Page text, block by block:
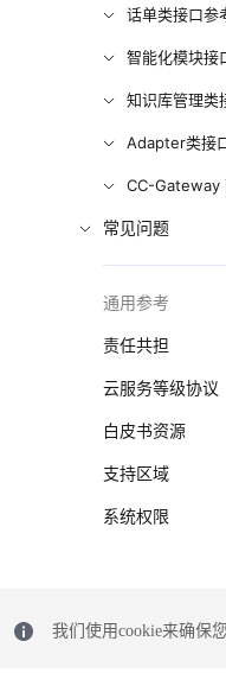
话单类接口参
智能化模块接
知识库管理类
Adapter类接
CC-Gateway
常见问题
通用参考
责任共担
云服务等级协议
白皮书资源
支持区域
系统权限
我们使用cookie来确保